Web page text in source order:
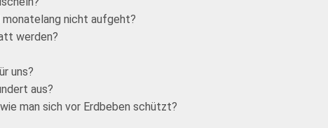
monatelang nicht aufgeht?
werden?
uns?
aus?
man sich vor Erdbeben schützt?